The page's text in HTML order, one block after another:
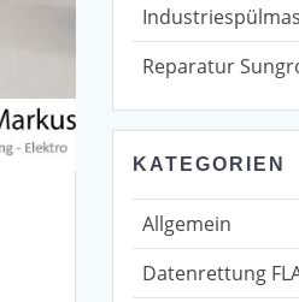
Reparatur
KATEGORIEN
Allgemein
Datenrettung